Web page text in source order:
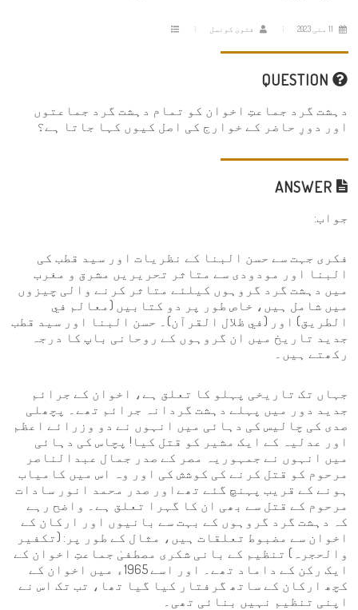
فتویٰ کونسل
دہشت گرد جماعتِ اخوان کو تمام دہشت گرد جماعتوں
اور دورِ حاضر کے خوارج کی اصل کیوں کہا جاتا ہے؟
جواب:
فکری جہت سے حسن البنا کے نظریات اور سید قطب کی
البنا اور مودودی سے متاثر تحریریں مشرق و مغرب
میں دہشت گرد گروہوں کیلئے متاثر کرنے والی چیزوں
میں شامل ہیں، خاص طور پر دو کتابیں (معالم في
الطريق) اور (في ظلال القرآن)۔ حسن البنا اور سید قطب
جدید تاریخ میں ان گروہوں کے روحانی باپ کا درجہ
رکھتے ہیں۔
جہاں تک تاریخی پہلو کا تعلق ہے، اخوان کے جرائم
جدید دور میں پہلے دہشت گردانہ جرائم تھے۔ پچھلی
صدی کی چالیس کی دہائی میں انہوں نے دو وزرائے اعظم
اور عدلیہ کے ایک مشیر کو قتل کیا! پچاس کی دہائی
میں انہوں نے جمہوریہ مصر کے صدر جمال عبدالناصر
مرحوم کو قتل کرنے کی کوشش کی اور وہ اس میں کامیاب
ہونے کے قریب پہنچ گئے تھےاور صدر محمد انور سادات
مرحوم کے قتل سے بھی ان کا گہرا تعلق ہے۔ واضح رہے
کہ دہشت گرد گروہوں کے بہت سے بانیوں اور ارکان کے
اخوان سے مضبوط تعلقات ہیں، مثال کے طور پر: (تکفیر
والحجرہ) تنظیم کے بانی شکری مصطفیٰ جماعتِ اخوان کے
ایک رکن کے داماد تھے۔ اور اسے 1965ء میں اخوان کے
کچھ ارکان کے ساتھ گرفتار کیا گیا تھا، تب تک اس نے
اپنی تنظیم نہیں بنائی تھی۔